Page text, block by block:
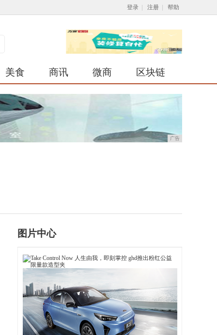
登录 注册 帮助
美食 商讯 微商 区块链
广告
图片中心